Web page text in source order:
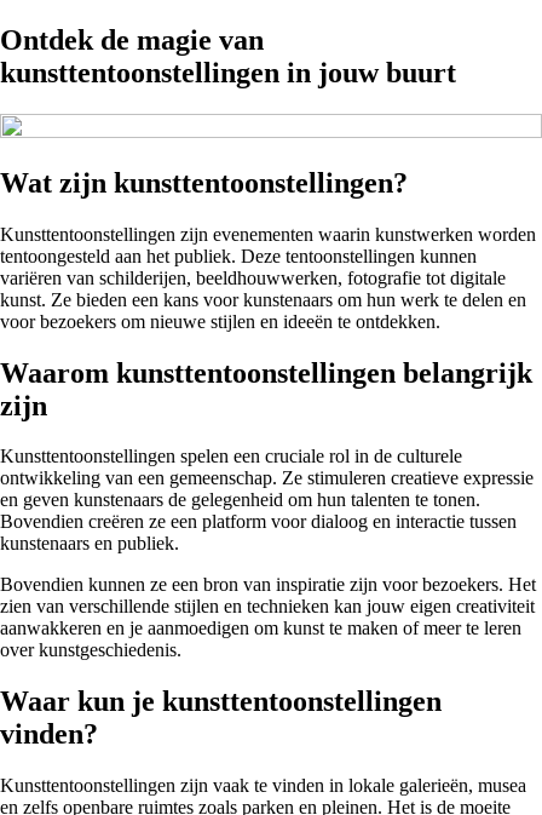
Ontdek de magie van
kunsttentoonstellingen in jouw buurt
Wat zijn kunsttentoonstellingen?
Kunsttentoonstellingen zijn evenementen waarin kunstwerken worden
tentoongesteld aan het publiek. Deze tentoonstellingen kunnen
variëren van schilderijen, beeldhouwwerken, fotografie tot digitale
kunst. Ze bieden een kans voor kunstenaars om hun werk te delen en
voor bezoekers om nieuwe stijlen en ideeën te ontdekken.
Waarom kunsttentoonstellingen belangrijk
zijn
Kunsttentoonstellingen spelen een cruciale rol in de culturele
ontwikkeling van een gemeenschap. Ze stimuleren creatieve expressie
en geven kunstenaars de gelegenheid om hun talenten te tonen.
Bovendien creëren ze een platform voor dialoog en interactie tussen
kunstenaars en publiek.
Bovendien kunnen ze een bron van inspiratie zijn voor bezoekers. Het
zien van verschillende stijlen en technieken kan jouw eigen creativiteit
aanwakkeren en je aanmoedigen om kunst te maken of meer te leren
over kunstgeschiedenis.
Waar kun je kunsttentoonstellingen
vinden?
Kunsttentoonstellingen zijn vaak te vinden in lokale galerieën, musea
en zelfs openbare ruimtes zoals parken en pleinen. Het is de moeite